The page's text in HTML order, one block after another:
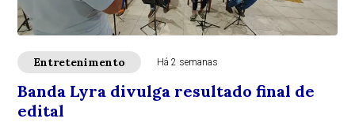
Entretenimento Há 2 semanas
Banda Lyra divulga resultado final de
edital